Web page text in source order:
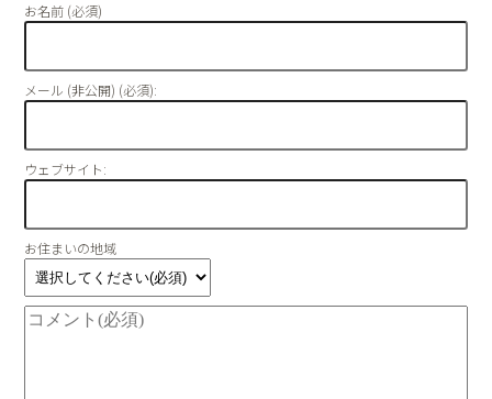
お名前 (必須)
メール (非公開) (必須):
ウェブサイト:
お住まいの地域